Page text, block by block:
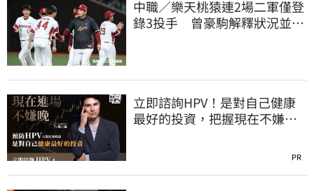
中職／樂天桃猿連2場二軍僅登
錄3投手 曾豪駒解釋狀況並透
立即諮詢HPV！是對自己健康
最好的投資，把握現在不嫌
PR